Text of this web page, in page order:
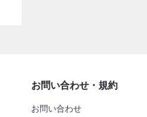
お問い合わせ・規約
お問い合わせ